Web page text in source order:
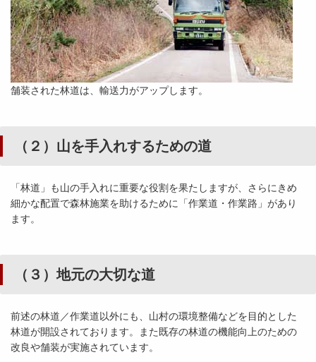
舗装された林道は、輸送力がアップします。
（２）山を手入れするための道
「林道」も山の手入れに重要な役割を果たしますが、さらにきめ
細かな配置で森林施業を助けるために「作業道・作業路」があり
ます。
（３）地元の大切な道
前述の林道／作業道以外にも、山村の環境整備などを目的とした
林道が開設されております。また既存の林道の機能向上のための
改良や舗装が実施されています。